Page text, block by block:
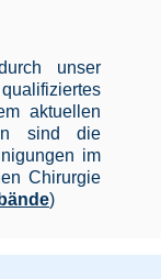
unser
aktuellen
sind die
im
Chirurgie
)